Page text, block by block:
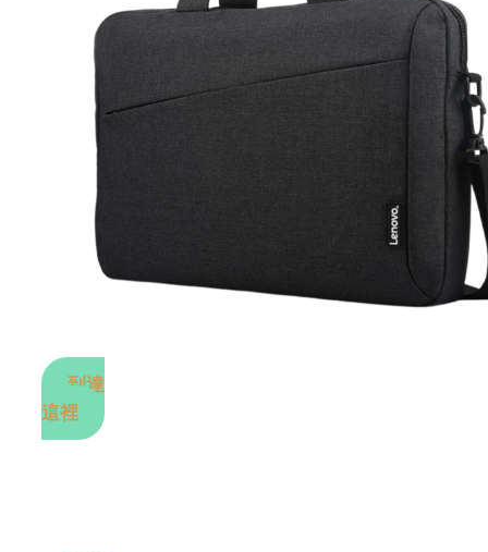
到達
這裡